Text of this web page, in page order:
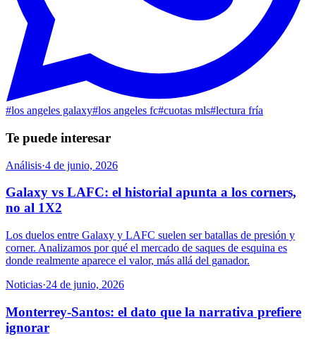
#los angeles galaxy#los angeles fc#cuotas mls#lectura fría
Te puede interesar
Análisis·4 de junio, 2026
Galaxy vs LAFC: el historial apunta a los corners,
no al 1X2
Los duelos entre Galaxy y LAFC suelen ser batallas de presión y
corner. Analizamos por qué el mercado de saques de esquina es
donde realmente aparece el valor, más allá del ganador.
Noticias·24 de junio, 2026
Monterrey-Santos: el dato que la narrativa prefiere
ignorar